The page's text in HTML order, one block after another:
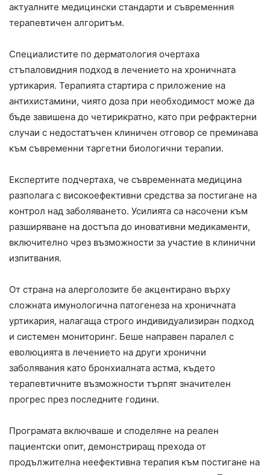
актуалните медицински стандарти и съвременния
терапевтичен алгоритъм.
Специалистите по дерматология очертаха
стъпаловидния подход в лечението на хроничната
уртикария. Терапията стартира с приложение на
антихистамини, чиято доза при необходимост може да
бъде завишена до четирикратно, като при рефрактерни
случаи с недостатъчен клиничен отговор се преминава
към съвременни таргетни биологични терапии.
Експертите подчертаха, че съвременната медицина
разполага с високоефективни средства за постигане на
контрол над заболяването. Усилията са насочени към
разширяване на достъпа до иновативни медикаменти,
включително чрез възможности за участие в клинични
изпитвания.
От страна на алерголозите бе акцентирано върху
сложната имунологична патогенеза на хроничната
уртикария, налагаща строго индивидуализиран подход
и системен мониторинг. Беше направен паралел с
еволюцията в лечението на други хронични
заболявания като бронхиалната астма, където
терапевтичните възможности търпят значителен
прогрес през последните години.
Програмата включваше и споделяне на реален
пациентски опит, демонстриращ прехода от
продължителна неефективна терапия към постигане на